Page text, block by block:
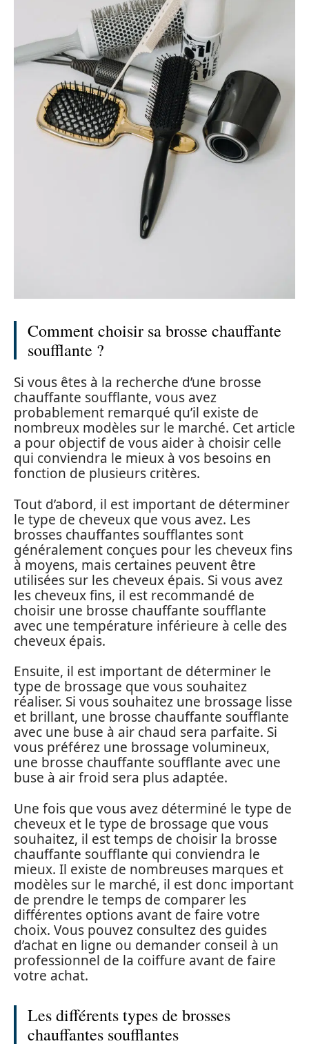
Comment choisir sa brosse chauffante
soufflante ?
Si vous êtes à la recherche d’une brosse
chauffante soufflante, vous avez
probablement remarqué qu’il existe de
nombreux modèles sur le marché. Cet article
a pour objectif de vous aider à choisir celle
qui conviendra le mieux à vos besoins en
fonction de plusieurs critères.
Tout d’abord, il est important de déterminer
le type de cheveux que vous avez. Les
brosses chauffantes soufflantes sont
généralement conçues pour les cheveux fins
à moyens, mais certaines peuvent être
utilisées sur les cheveux épais. Si vous avez
les cheveux fins, il est recommandé de
choisir une brosse chauffante soufflante
avec une température inférieure à celle des
cheveux épais.
Ensuite, il est important de déterminer le
type de brossage que vous souhaitez
réaliser. Si vous souhaitez une brossage lisse
et brillant, une brosse chauffante soufflante
avec une buse à air chaud sera parfaite. Si
vous préférez une brossage volumineux,
une brosse chauffante soufflante avec une
buse à air froid sera plus adaptée.
Une fois que vous avez déterminé le type de
cheveux et le type de brossage que vous
souhaitez, il est temps de choisir la brosse
chauffante soufflante qui conviendra le
mieux. Il existe de nombreuses marques et
modèles sur le marché, il est donc important
de prendre le temps de comparer les
différentes options avant de faire votre
choix. Vous pouvez consultez des guides
d’achat en ligne ou demander conseil à un
professionnel de la coiffure avant de faire
votre achat.
Les différents types de brosses
chauffantes soufflantes